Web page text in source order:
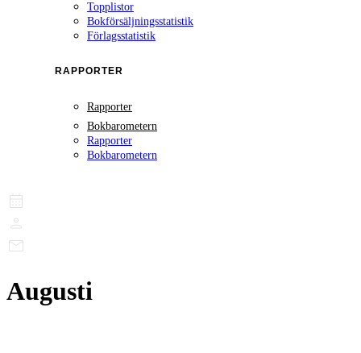
Topplistor
Bokförsäljningsstatistik
Förlagsstatistik
RAPPORTER
Rapporter
Bokbarometern
Rapporter
Bokbarometern
Augusti